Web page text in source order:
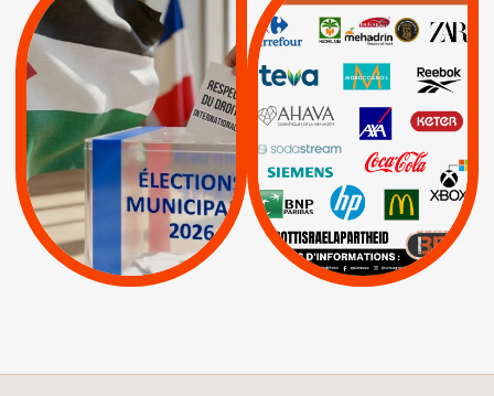
MUNICIPALES 2026 :
JE VOTE POUR LE
RESPECT DU DROIT
INTERNATIONAL EN
PALESTINE
APPELS | Actus |
Espaces Sans
Apartheid
| Lettres d'interpellation
BOYCOTT /
AXA BNP | CAF |
Carrefour | HP |
Keter |
Livres et brochures |
Mehadrin | PUMA
Sodastream |
Visuels, tracts,
affiches,...